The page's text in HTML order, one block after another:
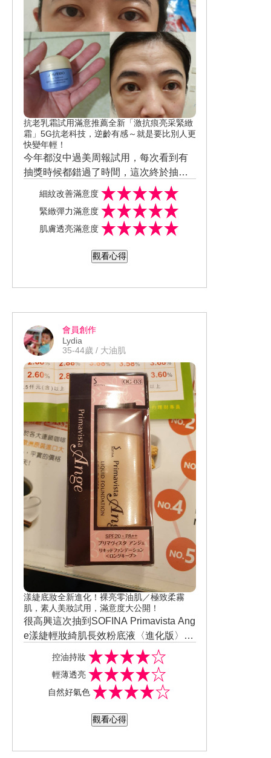
抗老乳霜試用滿意推薦全新「激抗痕亮采緊緻
霜」5G抗老科技，逆齡有感～就是要比別人更
快變年輕！
今年都沒中過美周報試用，每次看到有
抽獎時候都錯過了時間，這次終於抽到
我。 感謝美周報抽到我，讓我試用資生
堂激抗痕亮采緊緻霜 (輕盈版) -15ML。
邁向40的我,因長期滑手機導致抬頭紋加
深,皮膚也暗沉。
當天晚上就來試用資生堂激抗痕亮采緊
緻霜。 試用了，一週後， 以下是我試用
一星期的心得， 之前都用開架式保養
品， 擦上後即使騎車30分鐘到公司， 臉
堂激抗痕亮采緊緻霜，馬上就吸收。 覺
較淡一點。 皮膚也透亮白皙了許多。 我
188&id=100006648366956
細紋改善滿意度
緊緻彈力滿意度
肌膚透亮滿意度
觀看心得
會員創作
Lydia
35-44歲 / 大油肌
漾緁底妝全新進化！裸亮零油肌／極致柔霧
肌，素人美妝試用，滿意度大公開！
很高興這次抽到SOFINA Primavista Ang
e漾緁輕妝綺肌長效粉底液〈進化版〉，
色號是#OC03，我本身膚色偏黃一點，
妝容擦起來感覺比較明亮一點，進化版
不但控油，早上去上班到了下午，長達8
小時，整天下來都如剛上妝一樣，完全
便能輕鬆打造零毛孔的妝容，又不會感
液。
控油持妝
輕薄透亮
自然好氣色
觀看心得